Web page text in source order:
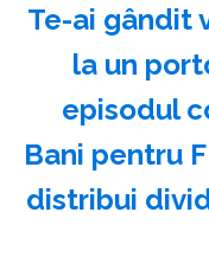
Te-ai gândit
la un
episodul
Bani pentru
distribui